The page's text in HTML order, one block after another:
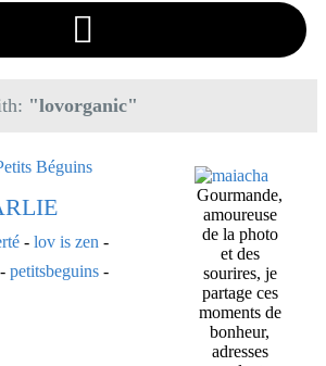
"lovorganic"
- lov is zen -
- petitsbeguins -
Gourmande,
amoureuse
de la photo
et des
sourires, je
partage ces
moments de
bonheur,
adresses